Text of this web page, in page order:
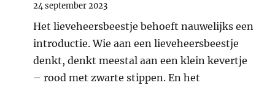
24 september 2023
Het lieveheersbeestje behoeft nauwelijks een
introductie. Wie aan een lieveheersbeestje
denkt, denkt meestal aan een klein kevertje
– rood met zwarte stippen. En het